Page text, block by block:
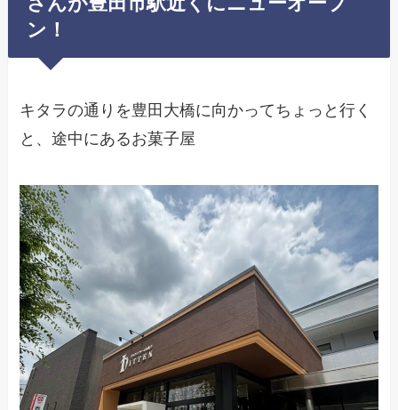
ン！
キタラの通りを豊田大橋に向かってちょっと行く
と、途中にあるお菓子屋